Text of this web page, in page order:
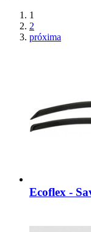
1
2
próxima
Ecoflex -